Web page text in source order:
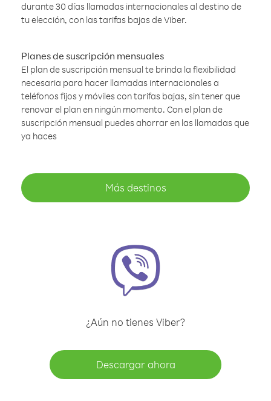
durante 30 días llamadas internacionales al destino de
tu elección, con las tarifas bajas de Viber.
Planes de suscripción mensuales
El plan de suscripción mensual te brinda la flexibilidad
necesaria para hacer llamadas internacionales a
teléfonos fijos y móviles con tarifas bajas, sin tener que
renovar el plan en ningún momento. Con el plan de
suscripción mensual puedes ahorrar en las llamadas que
ya haces
Más destinos
¿Aún no tienes Viber?
Descargar ahora